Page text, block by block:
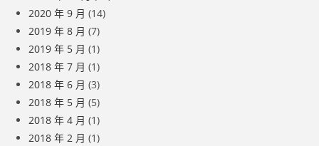
2020 年 9 月 (14)
2019 年 8 月 (7)
2019 年 5 月 (1)
2018 年 7 月 (1)
2018 年 6 月 (3)
2018 年 5 月 (5)
2018 年 4 月 (1)
2018 年 2 月 (1)